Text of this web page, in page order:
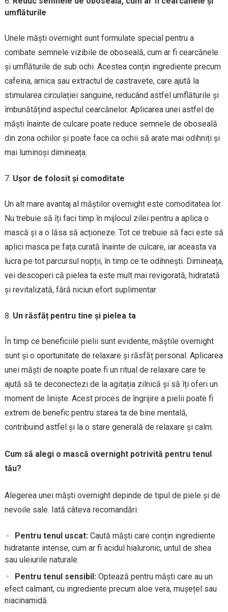
umflăturile
Unele măști overnight sunt formulate special pentru a
combate semnele vizibile de oboseală, cum ar fi cearcănele
și umflăturile de sub ochi. Acestea conțin ingrediente precum
cafeina, arnica sau extractul de castravete, care ajută la
stimularea circulației sanguine, reducând astfel umflăturile și
îmbunătățind aspectul cearcănelor. Aplicarea unei astfel de
măști înainte de culcare poate reduce semnele de oboseală
din zona ochilor și poate face ca ochii să arate mai odihniți și
mai luminoși dimineața.
Ușor de folosit și comoditate
Un alt mare avantaj al măștilor overnight este comoditatea lor.
Nu trebuie să îți faci timp în mijlocul zilei pentru a aplica o
mască și a o lăsa să acționeze. Tot ce trebuie să faci este să
aplici masca pe fața curată înainte de culcare, iar aceasta va
lucra pe tot parcursul nopții, în timp ce te odihnești. Dimineața,
vei descoperi că pielea ta este mult mai revigorată, hidratată
și revitalizată, fără niciun efort suplimentar.
Un răsfăț pentru tine și pielea ta
În timp ce beneficiile pielii sunt evidente, măștile overnight
sunt și o oportunitate de relaxare și răsfăț personal. Aplicarea
unei măști de noapte poate fi un ritual de relaxare care te
ajută să te deconectezi de la agitația zilnică și să îți oferi un
moment de liniște. Acest proces de îngrijire a pielii poate fi
extrem de benefic pentru starea ta de bine mentală,
contribuind astfel și la o stare generală de relaxare și calm.
Cum să alegi o mască overnight potrivită pentru tenul
tău?
Alegerea unei măști overnight depinde de tipul de piele și de
nevoile sale. Iată câteva recomandări:
Pentru tenul uscat:Caută măști care conțin ingrediente
hidratante intense, cum ar fi acidul hialuronic, untul de shea
sau uleiurile naturale.
Pentru tenul sensibil:Optează pentru măști care au un
efect calmant, cu ingrediente precum aloe vera, mușețel sau
niacinamidă.